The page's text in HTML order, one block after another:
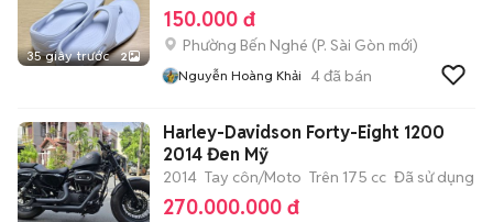
35 giây trước 2
150.000 đ
Phường Bến Nghé (P. Sài Gòn mới)
Nguyễn Hoàng Khải 4đã bán
Harley-Davidson Forty-Eight 1200
2014 Đen Mỹ
2014 Tay côn/Moto Trên 175 cc Đã sử dụng
270.000.000 đ